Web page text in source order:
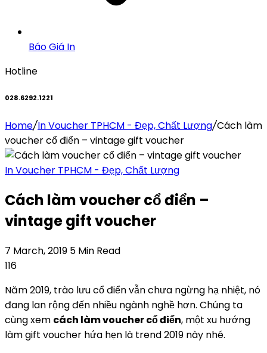
Báo Giá In
Hotline
028.6292.1221
Home/In Voucher TPHCM - Đẹp, Chất Lượng/Cách làm
voucher cổ điển – vintage gift voucher
In Voucher TPHCM - Đẹp, Chất Lượng
Cách làm voucher cổ điển –
vintage gift voucher
7 March, 2019 5 Min Read
116
Năm 2019, trào lưu cổ điển vẫn chưa ngừng hạ nhiệt, nó
đang lan rộng đến nhiều ngành nghề hơn. Chúng ta
cùng xem cách làm voucher cổ điển, một xu hướng
làm gift voucher hứa hẹn là trend 2019 này nhé.